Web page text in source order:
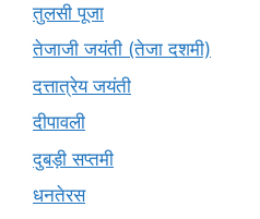
तुलसी पूजा
तेजाजी जयंती (तेजा दशमी)
दत्तात्रेय जयंती
दीपावली
दुबड़ी सप्तमी
धनतेरस